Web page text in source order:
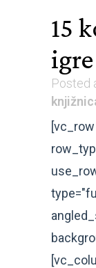
15
igre
Posted